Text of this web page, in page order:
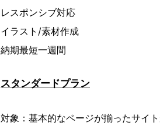
レスポンシブ対応
イラスト/素材作成
納期最短一週間
スタンダードプラン
対象：基本的なページが揃ったサイ